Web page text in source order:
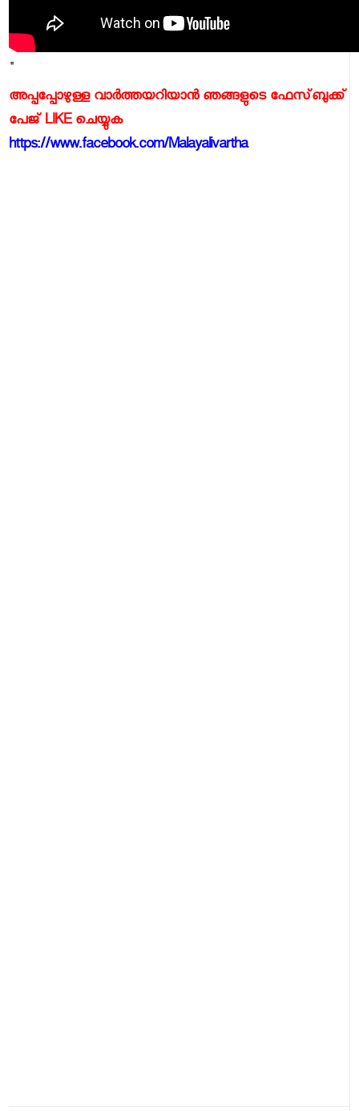
"
അപ്പപ്പോഴുള്ള വാര്‍ത്തയറിയാന്‍ ഞങ്ങളുടെ ഫേസ്‌ബുക്ക്‌
പേജ് LIKE ചെയ്യുക
https://www.facebook.com/Malayalivartha